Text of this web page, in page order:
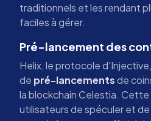
traditionnels et les rendant
faciles à gérer.
Pré-lancement des
Helix, le protocole
de pré-lancementsde
la blockchain Celestia.
utilisateurs de spéculer et